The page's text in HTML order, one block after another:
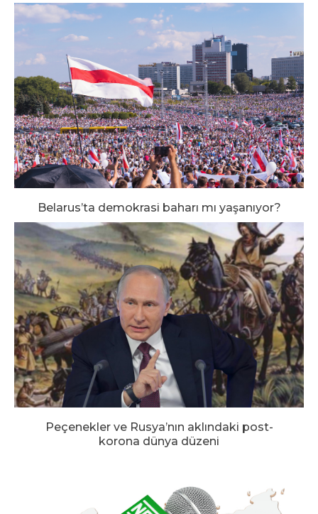
Belarus’ta demokrasi baharı mı yaşanıyor?
Peçenekler ve Rusya’nın aklındaki post-
korona dünya düzeni